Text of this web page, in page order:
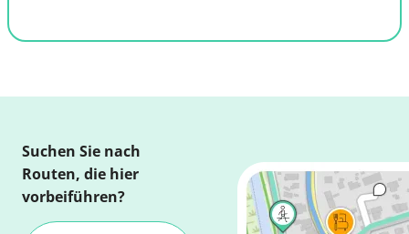
Suchen Sie nach
Routen, die hier
vorbeiführen?